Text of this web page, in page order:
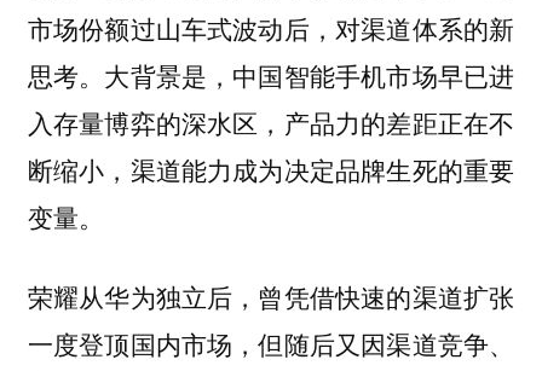
市场份额过山车式波动后，对渠道体系的新
思考。大背景是，中国智能手机市场早已进
入存量博弈的深水区， 产品力的差距正在不
断缩小，渠道能力成为决定品牌生死的重要
变量。
荣耀从华为独立后，曾凭借快速的渠道扩张
一度登顶国内市场，但随后又因渠道竞争、